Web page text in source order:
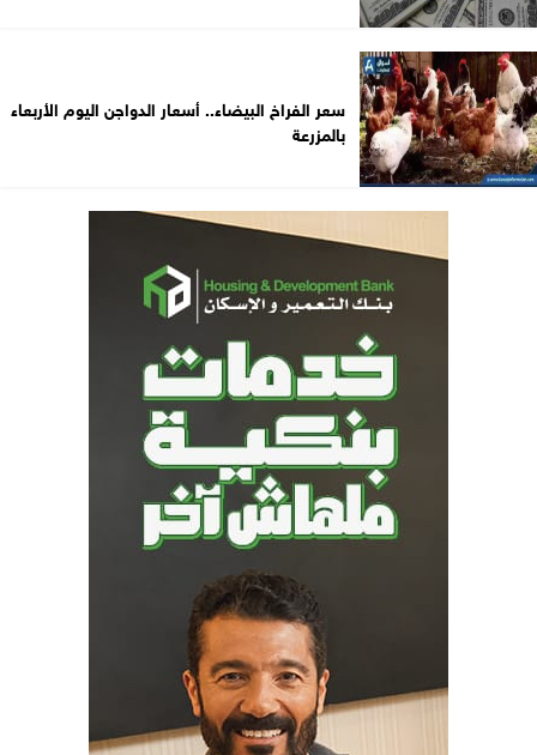
سعر الفراخ البيضاء.. أسعار الدواجن اليوم الأربعاء
بالمزرعة